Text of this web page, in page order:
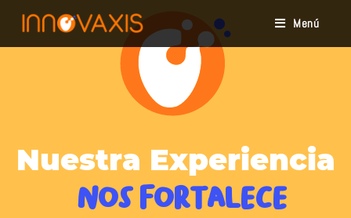
Menú
Nuestra Experiencia
Nos Fortalece